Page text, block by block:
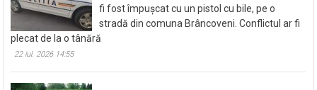
fi fost împușcat cu un pistol cu bile, pe o
stradă din comuna Brâncoveni. Conflictul ar fi
plecat de la o tânără
22 iul. 2026 14:55